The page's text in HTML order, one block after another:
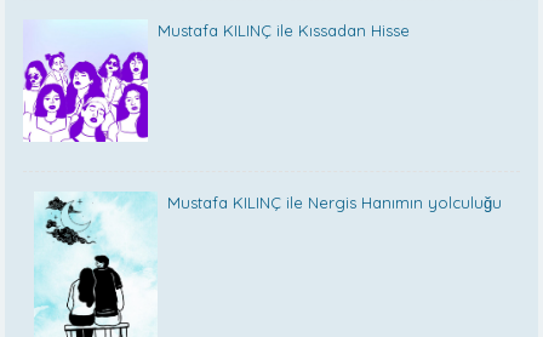
Mustafa KILINÇ ile Kıssadan Hisse
Mustafa KILINÇ ile Nergis Hanımın yolculuğu